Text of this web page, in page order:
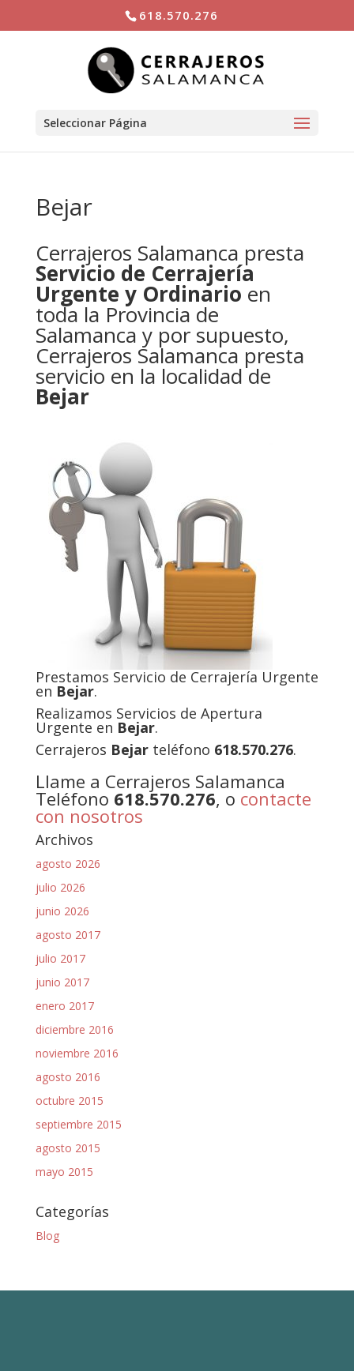
618.570.276
Seleccionar Página
Bejar
Cerrajeros Salamanca presta
Servicio de Cerrajería
Urgente y Ordinario en
toda la Provincia de
Salamanca y por supuesto,
Cerrajeros Salamanca presta
servicio en la localidad de
Bejar
Prestamos Servicio de Cerrajería Urgente
en Bejar.
Realizamos Servicios de Apertura
Urgente en Bejar.
Cerrajeros Bejarteléfono 618.570.276.
Llame a Cerrajeros Salamanca
Teléfono 618.570.276, o contacte
con nosotros
Archivos
agosto 2026
julio 2026
junio 2026
agosto 2017
julio 2017
junio 2017
enero 2017
diciembre 2016
noviembre 2016
agosto 2016
octubre 2015
septiembre 2015
agosto 2015
mayo 2015
Categorías
Blog